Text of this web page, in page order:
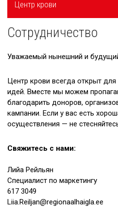
navigatsioon
Центр крови
Новости
Галерея
Вакансии
Приходите на экскурсию!
Сотрудничество
Уважаемый нынешний и
Центр крови всегда открыт
идей. Вместе мы можем
благодарить доноров,
кампании. Если у вас есть
осуществления — не
Свяжитесь с нами:
Лийа Рейльян
Специалист по маркетингу
617 3049
Liia.Reiljan@regionaalhaigla.ee